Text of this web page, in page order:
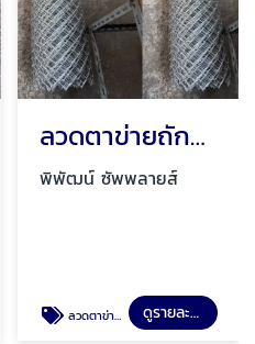
ลวดตาข่ายถักปมไวน์แมช
พิพัฒน์ ซัพพลายส์
ลวดตาข่ายกรองอุตสาหกรรม ดูรายละเอียด